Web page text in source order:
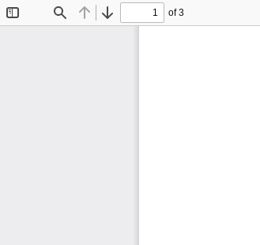
Find Previous
Next
of 3